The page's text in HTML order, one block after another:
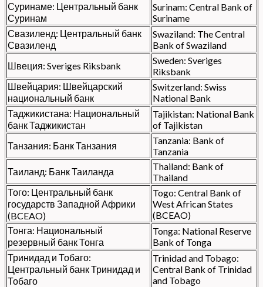
Суринаме: Центральный банк
Суринам
Surinam: Central Bank of
Suriname
Свазиленд: Центральный банк
Свазиленд
Swaziland: The Central
Bank of Swaziland
Швеция: Sveriges Riksbank
Sweden: Sveriges
Riksbank
Швейцария: Швейцарский
национальный банк
Switzerland: Swiss
National Bank
Таджикистана: Национальный
банк Таджикистан
Tajikistan: National Bank
of Tajikistan
Танзания: Банк Танзания
Tanzania: Bank of
Tanzania
Таиланд: Банк Таиланда
Thailand: Bank of
Thailand
Того: Центральный банк
государств Западной Африки
(BCEAO)
Togo: Central Bank of
West African States
(BCEAO)
Тонга: Национальный
резервный банк Тонга
Tonga: National Reserve
Bank of Tonga
Тринидад и Тобаго:
Центральный банк Тринидад и
Тобаго
Trinidad and Tobago:
Central Bank of Trinidad
and Tobago